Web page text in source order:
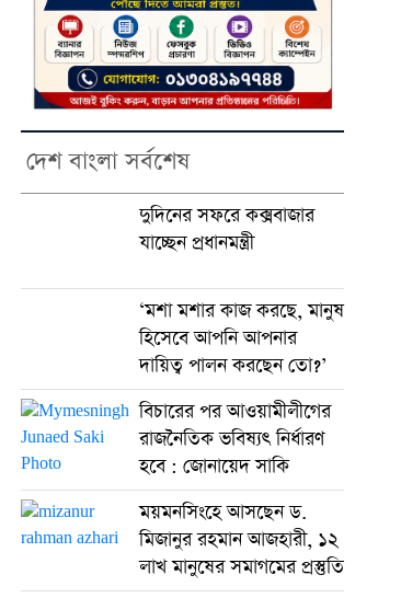
দেশ বাংলা সর্বশেষ
দুদিনের সফরে কক্সবাজার
যাচ্ছেন প্রধানমন্ত্রী
‘মশা মশার কাজ করছে, মানুষ
হিসেবে আপনি আপনার
দায়িত্ব পালন করছেন তো?’
বিচারের পর আওয়ামীলীগের
রাজনৈতিক ভবিষ্যৎ নির্ধারণ
হবে : জোনায়েদ সাকি
ময়মনসিংহে আসছেন ড.
মিজানুর রহমান আজহারী, ১২
লাখ মানুষের সমাগমের প্রস্তুতি